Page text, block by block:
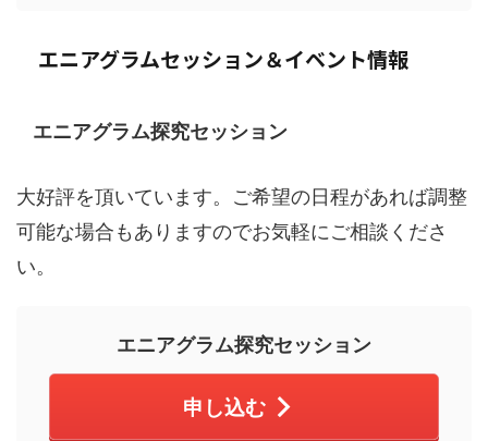
エニアグラムセッション＆イベント情報
エニアグラム探究セッション
大好評を頂いています。ご希望の日程があれば調整
可能な場合もありますのでお気軽にご相談くださ
い。
エニアグラム探究セッション
申し込む